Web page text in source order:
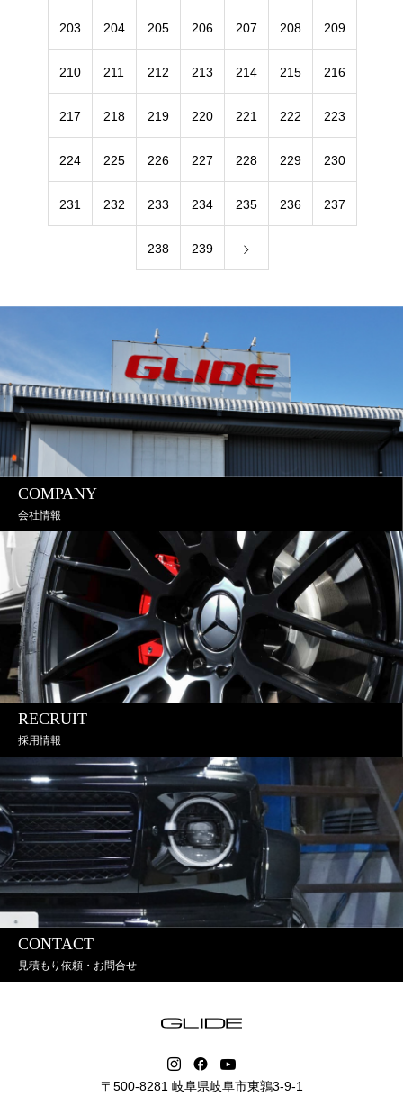
203 204 205 206 207 208 209
210 211 212 213 214 215 216
217 218 219 220 221 222 223
224 225 226 227 228 229 230
231 232 233 234 235 236 237
238 239
COMPANY
会社情報
RECRUIT
採用情報
CONTACT
見積もり依頼・お問合せ
〒500-8281 岐阜県岐阜市東鶉3-9-1